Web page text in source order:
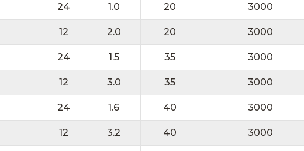
24 1.0 20 3000
12 2.0 20 3000
24 1.5 35 3000
12 3.0 35 3000
24 1.6 40 3000
12 3.2 40 3000